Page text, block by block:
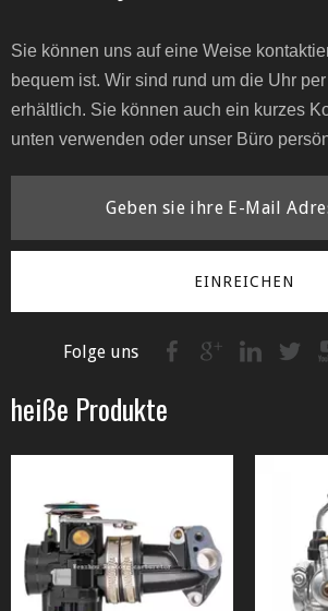
Sie können uns auf eine Weise
bequem ist. Wir sind rund um die Uhr
erhältlich. Sie können auch ein kurzes
unten verwenden oder unser Büro
EINREICHEN
Folge uns
heiße Produkte